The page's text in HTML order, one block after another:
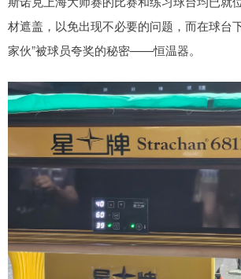
材遮盖，以免出现不必要的问题，而在球台
家伙”被球员夸奖的秘密——恒温器。